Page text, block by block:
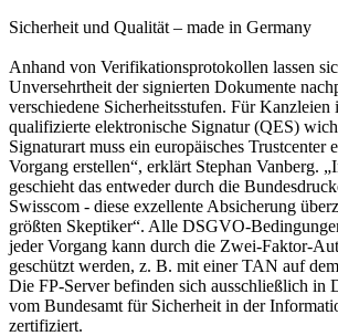
Sicherheit und Qualität – made in Germany
Anhand von Verifikationsprotokollen lassen
Unversehrtheit der signierten Dokumente
verschiedene Sicherheitsstufen. Für Kanzleien
qualifizierte elektronische Signatur (QES)
Signaturart muss ein europäisches Trustcenter
Vorgang erstellen“, erklärt Stephan Vanberg.
geschieht das entweder durch die
Swisscom - diese exzellente Absicherung
größten Skeptiker“. Alle DSGVO-
jeder Vorgang kann durch die Zwei-Faktor-
geschützt werden, z. B. mit einer TAN auf
Die FP-Server befinden sich ausschließlich in
vom Bundesamt für Sicherheit in der
zertifiziert.